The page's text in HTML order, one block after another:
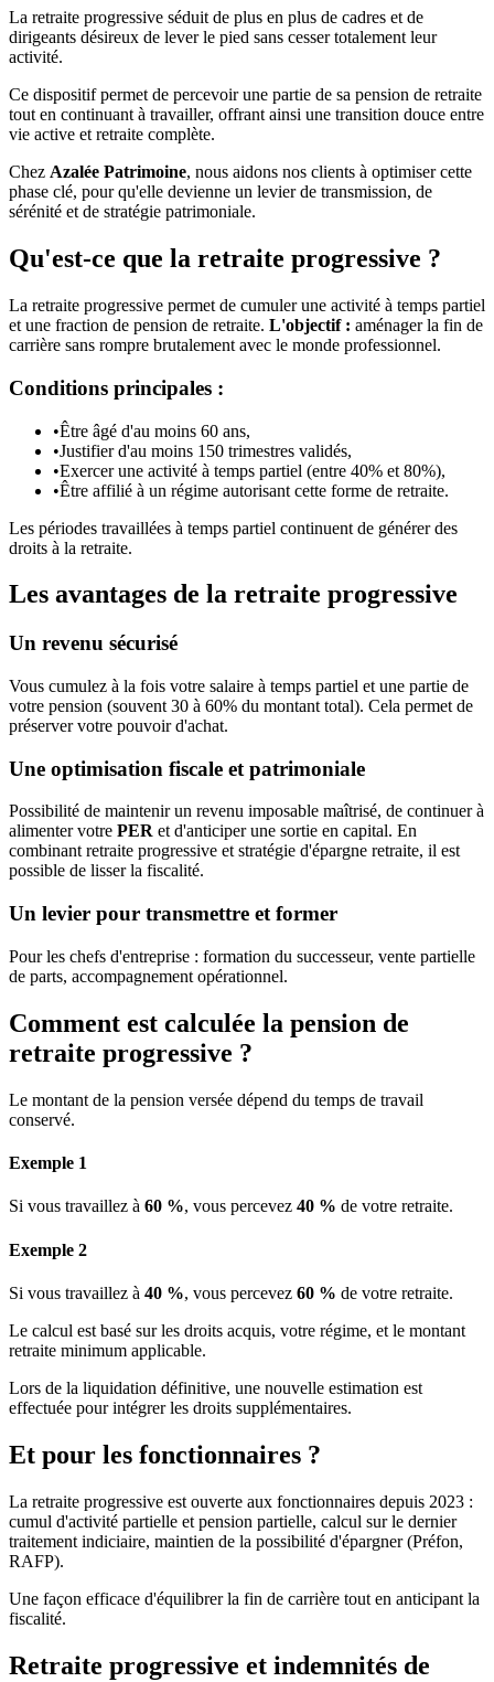
La retraite progressive séduit de plus en plus de cadres et de
dirigeants désireux de lever le pied sans cesser totalement leur
activité.
Ce dispositif permet de percevoir une partie de sa pension de retraite
tout en continuant à travailler, offrant ainsi une transition douce entre
vie active et retraite complète.
Chez Azalée Patrimoine, nous aidons nos clients à optimiser cette
phase clé, pour qu'elle devienne un levier de transmission, de
sérénité et de stratégie patrimoniale.
Qu'est-ce que la retraite progressive ?
La retraite progressive permet de cumuler une activité à temps partiel
et une fraction de pension de retraite. L'objectif : aménager la fin de
carrière sans rompre brutalement avec le monde professionnel.
Conditions principales :
•Être âgé d'au moins 60 ans,
•Justifier d'au moins 150 trimestres validés,
•Exercer une activité à temps partiel (entre 40% et 80%),
•Être affilié à un régime autorisant cette forme de retraite.
Les périodes travaillées à temps partiel continuent de générer des
droits à la retraite.
Les avantages de la retraite progressive
Un revenu sécurisé
Vous cumulez à la fois votre salaire à temps partiel et une partie de
votre pension (souvent 30 à 60% du montant total). Cela permet de
préserver votre pouvoir d'achat.
Une optimisation fiscale et patrimoniale
Possibilité de maintenir un revenu imposable maîtrisé, de continuer à
alimenter votre PER et d'anticiper une sortie en capital. En
combinant retraite progressive et stratégie d'épargne retraite, il est
possible de lisser la fiscalité.
Un levier pour transmettre et former
Pour les chefs d'entreprise : formation du successeur, vente partielle
de parts, accompagnement opérationnel.
Comment est calculée la pension de
retraite progressive ?
Le montant de la pension versée dépend du temps de travail
conservé.
Exemple 1
Si vous travaillez à 60 %, vous percevez 40 % de votre retraite.
Exemple 2
Si vous travaillez à 40 %, vous percevez 60 % de votre retraite.
Le calcul est basé sur les droits acquis, votre régime, et le montant
retraite minimum applicable.
Lors de la liquidation définitive, une nouvelle estimation est
effectuée pour intégrer les droits supplémentaires.
Et pour les fonctionnaires ?
La retraite progressive est ouverte aux fonctionnaires depuis 2023 :
cumul d'activité partielle et pension partielle, calcul sur le dernier
traitement indiciaire, maintien de la possibilité d'épargner (Préfon,
RAFP).
Une façon efficace d'équilibrer la fin de carrière tout en anticipant la
fiscalité.
Retraite progressive et indemnités de